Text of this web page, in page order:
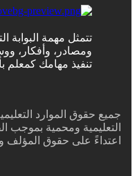
تتمثل مهمة البوابة
ومصادر، وأفكار،
تنفيذ مهامك كمعلم
جميع حقوق الموارد
التعليمية ومحمية بموجب
اعتداءً على حقوق المؤلف